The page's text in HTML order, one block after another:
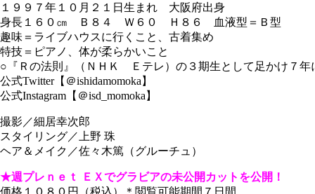
１９９７年１０月２１日生まれ 大阪府出身
身長１６０㎝ Ｂ８４ Ｗ６０ Ｈ８６ 血液型＝Ｂ型
趣味＝ライブハウスに行くこと、古着集め
特技＝ピアノ、体が柔らかいこと
○『Ｒの法則』（ＮＨＫ Ｅテレ）の３期生として足かけ７年
公式Twitter【＠ishidamomoka】
公式Instagram【＠isd_momoka】
撮影／細居幸次郎
スタイリング／上野 珠
ヘア＆メイク／佐々木篤（グルーチュ）
★週プレｎｅｔ ＥＸでグラビアの未公開カットを公開！
価格１０８０円（税込）＊閲覧可能期間７日間